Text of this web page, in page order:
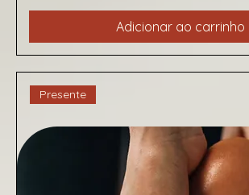
Adicionar ao carrinho
Presente